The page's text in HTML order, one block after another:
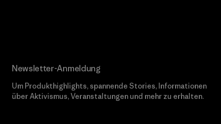
Newsletter-Anmeldung
Um Produkthighlights, spannende Stories, Informationen
über Aktivismus, Veranstaltungen und mehr zu erhalten.